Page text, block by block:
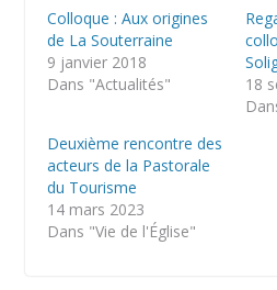
Colloque : Aux origines
de La Souterraine
9 janvier 2018
Dans "Actualités"
18
Deuxième rencontre des
acteurs de la Pastorale
du Tourisme
14 mars 2023
Dans "Vie de l'Église"